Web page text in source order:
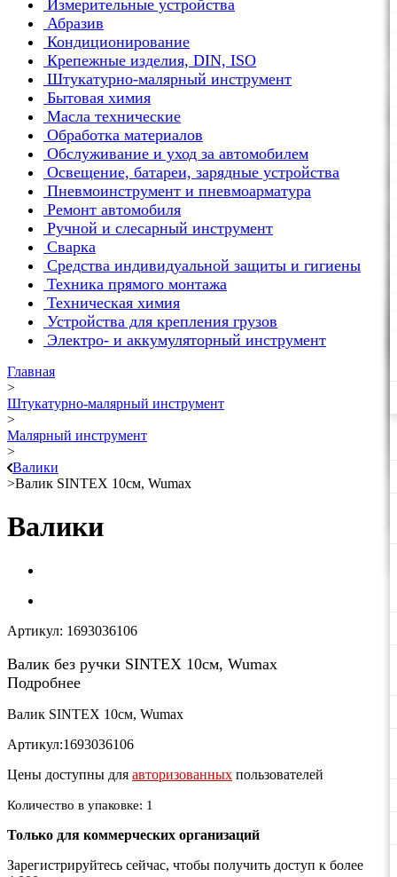
Измерительные устройства
Абразив
Кондиционирование
Крепежные изделия, DIN, ISO
Штукатурно-малярный инструмент
Бытовая химия
Масла технические
Обработка материалов
Обслуживание и уход за автомобилем
Освещение, батареи, зарядные устройства
Пневмоинструмент и пневмоарматура
Ремонт автомобиля
Ручной и слесарный инструмент
Сварка
Средства индивидуальной защиты и гигиены
Техника прямого монтажа
Техническая химия
Устройства для крепления грузов
Электро- и аккумуляторный инструмент
Главная
>
Штукатурно-малярный инструмент
>
Малярный инструмент
>
Валики
>Валик SINTEX 10см, Wumax
Валики
Артикул: 1693036106
Валик без ручки SINTEX 10см, Wumax
Подробнее
Валик SINTEX 10см, Wumax
Артикул:1693036106
Цены доступны для авторизованных пользователей
Количество в упаковке: 1
Только для коммерческих организаций
Зарегистрируйтесь сейчас, чтобы получить доступ к более